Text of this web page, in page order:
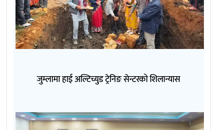
जुम्लामा हाई अल्टिच्युड ट्रेनिङ सेन्टरको शिलान्यास